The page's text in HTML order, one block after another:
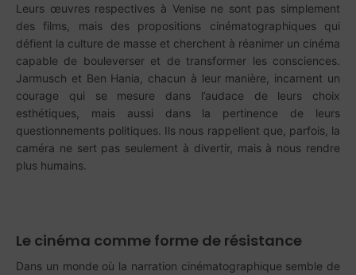
Leurs œuvres respectives à Venise ne sont pas simplement
des films, mais des propositions cinématographiques qui
défient la culture de masse et cherchent à réanimer un cinéma
capable de bouleverser et de transformer les consciences.
Jarmusch et Ben Hania, chacun à leur manière, incarnent un
courage qui se mesure dans l’audace de leurs choix
esthétiques, mais aussi dans la pertinence de leurs
questionnements politiques. Ils nous rappellent que, parfois, la
caméra ne sert pas seulement à divertir, mais à nous rendre
plus humains.
Le cinéma comme forme de résistance
Dans un monde où la narration cinématographique semble de